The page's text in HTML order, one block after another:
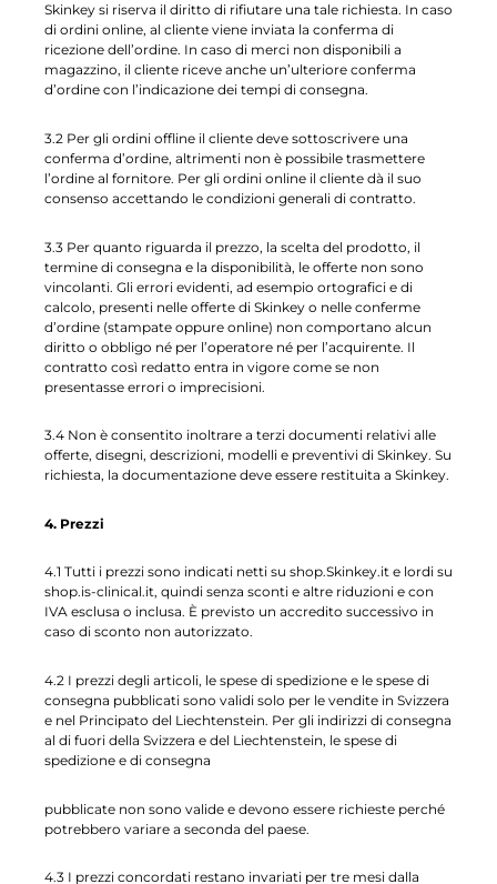
Skinkey si riserva il diritto di rifiutare una tale richiesta. In caso
di ordini online, al cliente viene inviata la conferma di
ricezione dell’ordine. In caso di merci non disponibili a
magazzino, il cliente riceve anche un’ulteriore conferma
d’ordine con l’indicazione dei tempi di consegna.
3.2 Per gli ordini offline il cliente deve sottoscrivere una
conferma d’ordine, altrimenti non è possibile trasmettere
l’ordine al fornitore. Per gli ordini online il cliente dà il suo
consenso accettando le condizioni generali di contratto.
3.3 Per quanto riguarda il prezzo, la scelta del prodotto, il
termine di consegna e la disponibilità, le offerte non sono
vincolanti. Gli errori evidenti, ad esempio ortografici e di
calcolo, presenti nelle offerte di Skinkey o nelle conferme
d’ordine (stampate oppure online) non comportano alcun
diritto o obbligo né per l’operatore né per l’acquirente. Il
contratto così redatto entra in vigore come se non
presentasse errori o imprecisioni.
3.4 Non è consentito inoltrare a terzi documenti relativi alle
offerte, disegni, descrizioni, modelli e preventivi di Skinkey. Su
richiesta, la documentazione deve essere restituita a Skinkey.
4. Prezzi
4.1 Tutti i prezzi sono indicati netti su shop.Skinkey.it e lordi su
shop.is-clinical.it, quindi senza sconti e altre riduzioni e con
IVA esclusa o inclusa. È previsto un accredito successivo in
caso di sconto non autorizzato.
4.2 I prezzi degli articoli, le spese di spedizione e le spese di
consegna pubblicati sono validi solo per le vendite in Svizzera
e nel Principato del Liechtenstein. Per gli indirizzi di consegna
al di fuori della Svizzera e del Liechtenstein, le spese di
spedizione e di consegna
pubblicate non sono valide e devono essere richieste perché
potrebbero variare a seconda del paese.
4.3 I prezzi concordati restano invariati per tre mesi dalla